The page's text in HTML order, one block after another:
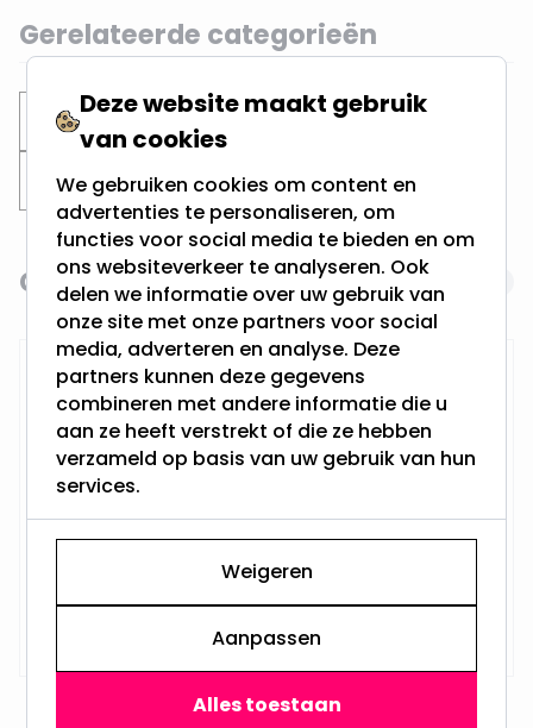
Gerelateerde categorieën
Inbouwspots Verdiepte spots
Zwarte inbouwspots
Navigating through the elements of the carousel is
Press to skip carousel
Gerelateerde producten
RTM Lighting LED Dimmer
Op voorraad,
Vandaag verzonden
Deze website maakt gebruik
van cookies
We gebruiken cookies om content en
advertenties te personaliseren, om
functies voor social media te bieden en om
ons websiteverkeer te analyseren. Ook
delen we informatie over uw gebruik van
onze site met onze partners voor social
media, adverteren en analyse. Deze
partners kunnen deze gegevens
combineren met andere informatie die u
aan ze heeft verstrekt of die ze hebben
verzameld op basis van uw gebruik van hun
services.
Weigeren
Aanpassen
Alles toestaan